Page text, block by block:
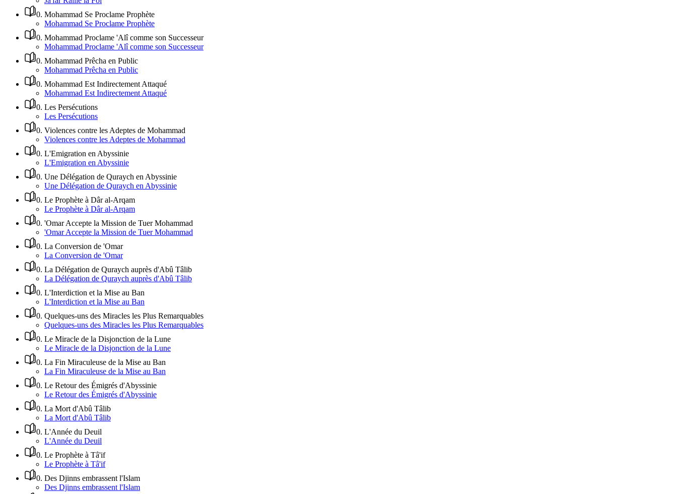
0. Mohammad Se Proclame Prophète
Mohammad Se Proclame Prophète
0. Mohammad Proclame 'Alî comme son Successeur
Mohammad Proclame 'Alî comme son Successeur
0. Mohammad Prêcha en Public
Mohammad Prêcha en Public
0. Mohammad Est Indirectement Attaqué
Mohammad Est Indirectement Attaqué
0. Les Persécutions
Les Persécutions
0. Violences contre les Adeptes de Mohammad
Violences contre les Adeptes de Mohammad
0. L'Emigration en Abyssinie
L'Emigration en Abyssinie
0. Une Délégation de Quraych en Abyssinie
Une Délégation de Quraych en Abyssinie
0. Le Prophète à Dâr al-Arqam
Le Prophète à Dâr al-Arqam
0. 'Omar Accepte la Mission de Tuer Mohammad
'Omar Accepte la Mission de Tuer Mohammad
0. La Conversion de 'Omar
La Conversion de 'Omar
0. La Délégation de Quraych auprès d'Abû Tâlib
La Délégation de Quraych auprès d'Abû Tâlib
0. L'Interdiction et la Mise au Ban
L'Interdiction et la Mise au Ban
0. Quelques-uns des Miracles les Plus Remarquables
Quelques-uns des Miracles les Plus Remarquables
0. Le Miracle de la Disjonction de la Lune
Le Miracle de la Disjonction de la Lune
0. La Fin Miraculeuse de la Mise au Ban
La Fin Miraculeuse de la Mise au Ban
0. Le Retour des Émigrés d'Abyssinie
Le Retour des Émigrés d'Abyssinie
0. La Mort d'Abû Tâlib
La Mort d'Abû Tâlib
0. L'Année du Deuil
L'Année du Deuil
0. Le Prophète à Tâ'if
Le Prophète à Tâ'if
0. Des Djinns embrassent l'Islam
Des Djinns embrassent l'Islam